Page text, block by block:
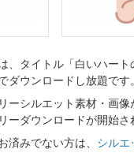
、タイトル「白いハー
ダウンロードし放題です。
ーシルエット素材・画
ーダウンロードが開始さ
済みでない方は、 シルエ